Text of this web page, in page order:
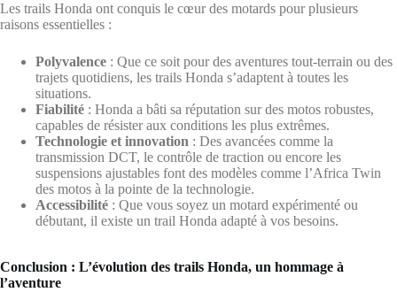
Les trails Honda ont conquis le cœur des motards pour plusieurs
raisons essentielles :
Polyvalence : Que ce soit pour des aventures tout-terrain ou des
trajets quotidiens, les trails Honda s’adaptent à toutes les
situations.
Fiabilité : Honda a bâti sa réputation sur des motos robustes,
capables de résister aux conditions les plus extrêmes.
Technologie et innovation : Des avancées comme la
transmission DCT, le contrôle de traction ou encore les
suspensions ajustables font des modèles comme l’Africa Twin
des motos à la pointe de la technologie.
Accessibilité : Que vous soyez un motard expérimenté ou
débutant, il existe un trail Honda adapté à vos besoins.
Conclusion : L’évolution des trails Honda, un hommage à
l’aventure